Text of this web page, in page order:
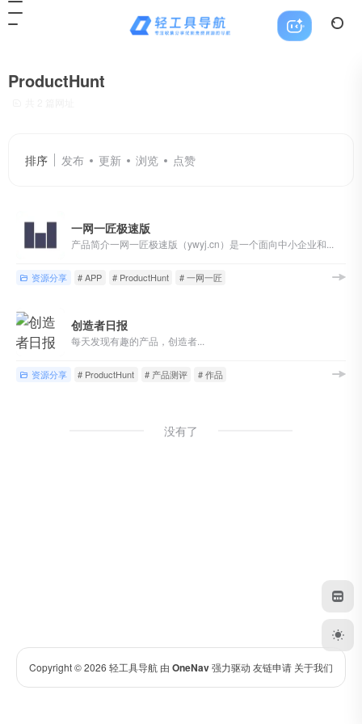
ProductHunt
排序 发布 更新 浏览 点赞
一网一匠极速版
产品简介一网一匠极速版（ywyj.cn）是一个面向中小企业和...
资源分享 # APP # ProductHunt # 一网一匠
创造者日报
每天发现有趣的产品，创造者...
资源分享 # ProductHunt # 产品测评 # 作品
没有了
Copyright © 2026 轻工具导航 由 OneNav强力驱动 友链申请 关于我们